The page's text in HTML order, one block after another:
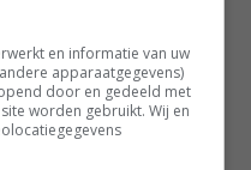
en informatie van uw
apparaatgegevens)
door en gedeeld met
worden gebruikt. Wij en